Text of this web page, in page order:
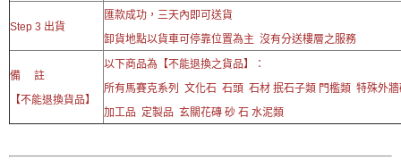
Step 3 出貨
匯款成功，三天內即可送貨
卸貨地點以貨車可停靠位置為主 沒有分送樓層之服務
備 註
【不能退換貨品】
以下商品為【不能退換之貨品】：
所有馬賽克系列 文化石 石頭 石材 抿石子類 門檻類 特殊外
加工品 定製品 玄關花磚 砂 石 水泥類